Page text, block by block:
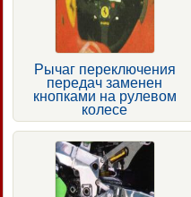
Рычаг переключения
передач заменен
кнопками на рулевом
колесе